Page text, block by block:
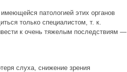
патологией этих органов
только специалистом, т. к.
к очень тяжелым последствиям —
слуха, снижение зрения